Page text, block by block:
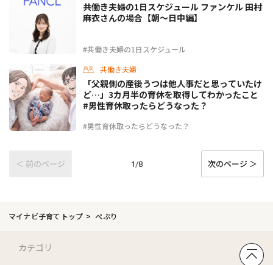
#共働き夫婦の1日スケジュール
共働き夫婦の1日スケジュール ファンケル 田村
麻衣さんの場合【朝〜日中編】
共働き夫婦
#男性育休取ったらどうなった？
「父親側の産後うつは他人事だと思っていたけ
ど…」3カ月半の育休を取得してわかったこと
#男性育休取ったらどうなった？
＜ 前のページ 1/8 次のページ ＞
マイナビ子育てトップ ぺぷり
カテゴリ